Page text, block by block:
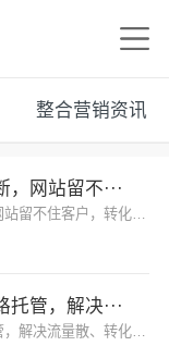
整合营销资讯
网站留不···
留不住客户，转化直
管，解决···
解决流量散、转化弱